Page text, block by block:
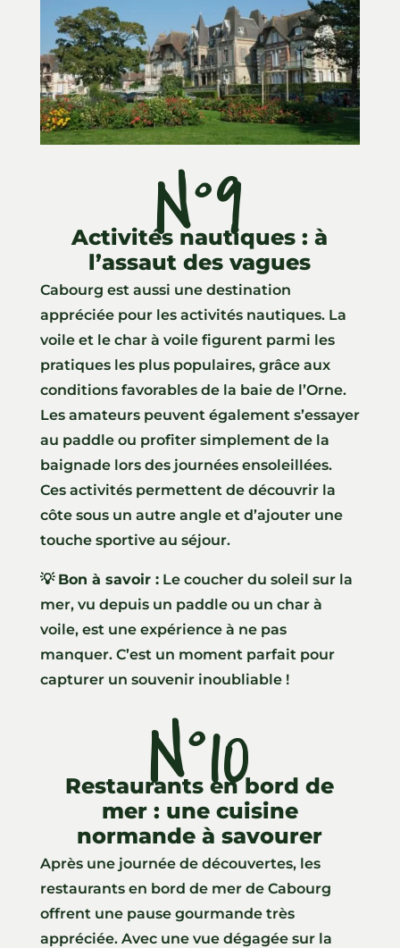
N°9
Activités nautiques : à
l’assaut des vagues
Cabourg est aussi une destination
appréciée pour les activités nautiques. La
voile et le char à voile figurent parmi les
pratiques les plus populaires, grâce aux
conditions favorables de la baie de l’Orne.
Les amateurs peuvent également s’essayer
au paddle ou profiter simplement de la
baignade lors des journées ensoleillées.
Ces activités permettent de découvrir la
côte sous un autre angle et d’ajouter une
touche sportive au séjour.
💡 Bon à savoir :Le coucher du soleil sur la
mer, vu depuis un paddle ou un char à
voile, est une expérience à ne pas
manquer. C’est un moment parfait pour
capturer un souvenir inoubliable !
N°10
Restaurants en bord de
mer : une cuisine
normande à savourer
Après une journée de découvertes, les
restaurants en bord de mer de Cabourg
offrent une pause gourmande très
appréciée. Avec une vue dégagée sur la